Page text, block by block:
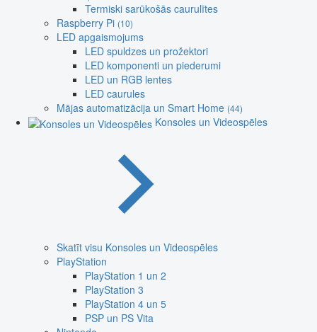
Termiski sarūkošās caurulītes
Raspberry Pi (10)
LED apgaismojums
LED spuldzes un prožektori
LED komponenti un piederumi
LED un RGB lentes
LED caurules
Mājas automatizācija un Smart Home (44)
Konsoles un Videospēles
Skatīt visu Konsoles un Videospēles
PlayStation
PlayStation 1 un 2
PlayStation 3
PlayStation 4 un 5
PSP un PS Vita